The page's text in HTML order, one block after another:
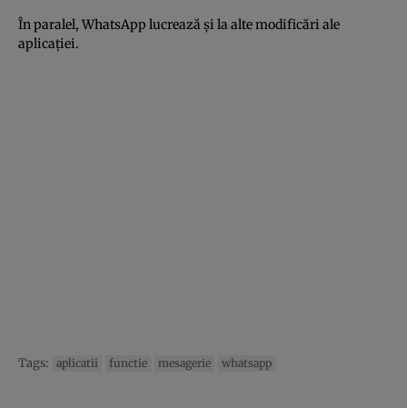
În paralel, WhatsApp lucrează și la alte modificări ale
aplicației.
Tags: aplicatii functie mesagerie whatsapp